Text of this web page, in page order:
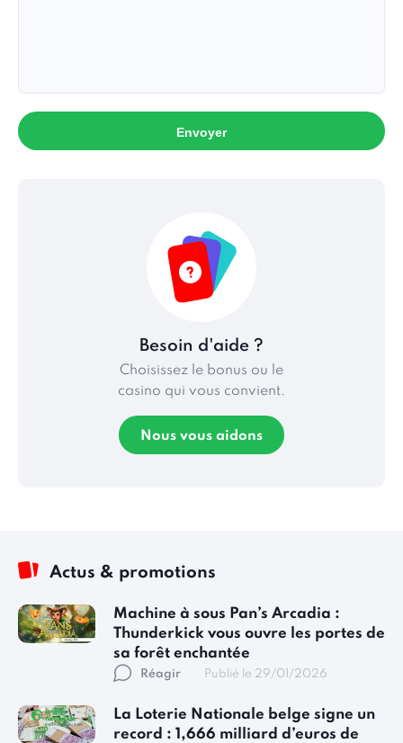
Envoyer
Besoin d'aide ?
Choisissez le bonus ou le
casino qui vous convient.
Nous vous aidons
Actus & promotions
Machine à sous Pan’s Arcadia :
Thunderkick vous ouvre les portes de
sa forêt enchantée
Réagir Publié le 29/01/2026
La Loterie Nationale belge signe un
record : 1,666 milliard d’euros de